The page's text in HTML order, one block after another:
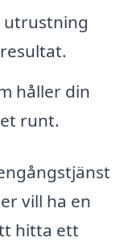
utrustning
håller din
runt.
vill ha en
hitta ett